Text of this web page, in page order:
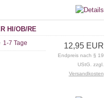
HI/OB/RE
1-7 Tage 12,95 EUR
Endpreis nach § 19
UStG. zzgl.
Versandkosten